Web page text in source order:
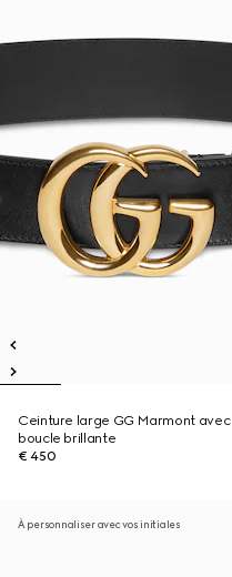
Ceinture large GG Marmont avec
boucle brillante
€ 450
À personnaliser avec vos initiales